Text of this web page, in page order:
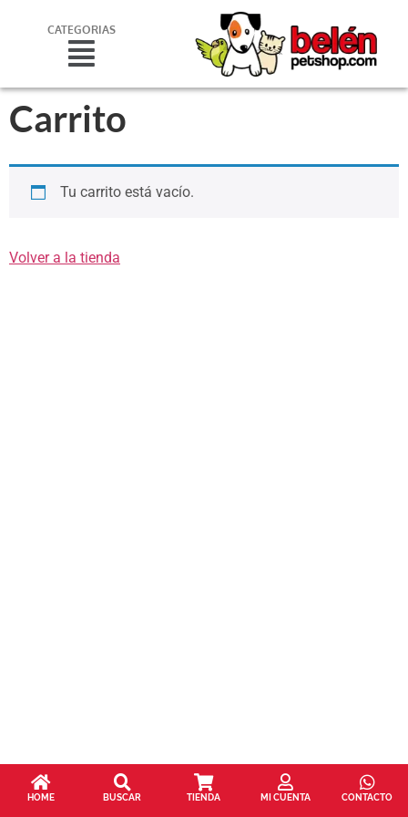
HOME BUSCAR TIENDA MI CUENTA CONTACTO
CATEGORIAS
Carrito
Tu carrito está vacío.
Volver a la tienda